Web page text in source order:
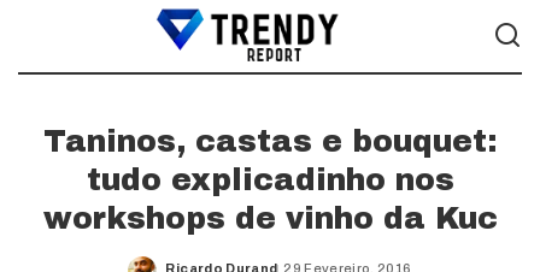
Taninos, castas e bouquet:
tudo explicadinho nos
workshops de vinho da Kuc
Ricardo Durand 29 Fevereiro, 2016